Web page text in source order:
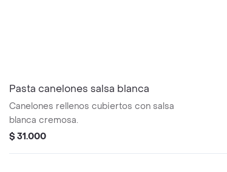
Pasta canelones salsa blanca
Canelones rellenos cubiertos con salsa
blanca cremosa.
$ 31.000